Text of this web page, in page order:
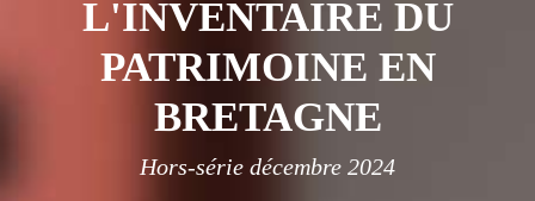
L'INVENTAIRE DU
PATRIMOINE EN
BRETAGNE
Hors-série décembre 2024